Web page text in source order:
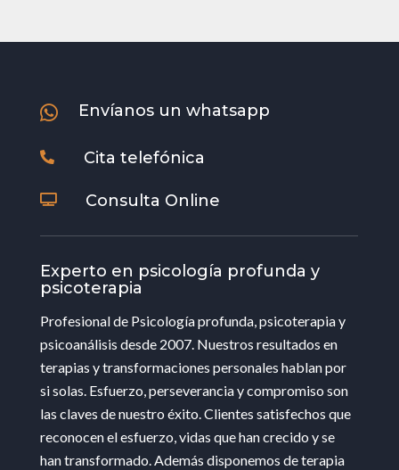
 Envíanos un whatsapp
 Cita telefónica
 Consulta Online
Experto en psicología profunda y
psicoterapia
Profesional de Psicología profunda, psicoterapia y
psicoanálisis desde 2007. Nuestros resultados en
terapias y transformaciones personales hablan por
si solas. Esfuerzo, perseverancia y compromiso son
las claves de nuestro éxito. Clientes satisfechos que
reconocen el esfuerzo, vidas que han crecido y se
han transformado. Además disponemos de terapia